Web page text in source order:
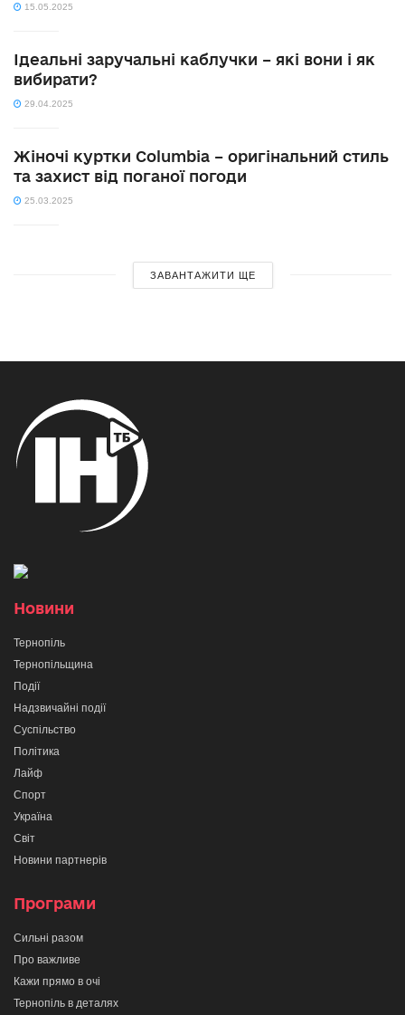
15.05.2025
Ідеальні заручальні каблучки – які вони і як
вибирати?
29.04.2025
Жіночі куртки Columbia – оригінальний стиль
та захист від поганої погоди
25.03.2025
ЗАВАНТАЖИТИ ЩЕ
Новини
Тернопіль
Тернопільщина
Події
Надзвичайні події
Суспільство
Політика
Лайф
Спорт
Україна
Світ
Новини партнерів
Програми
Сильні разом
Про важливе
Кажи прямо в очі
Тернопіль в деталях